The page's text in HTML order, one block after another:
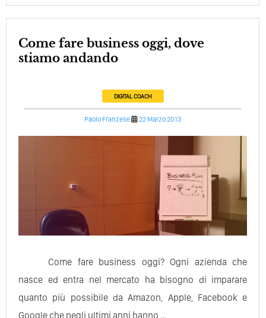
Come fare business oggi, dove
stiamo andando
DIGITAL COACH
Paolo Franzese 22 Marzo 2013
Come fare business oggi? Ogni azienda che
nasce ed entra nel mercato ha bisogno di imparare
quanto più possibile da Amazon, Apple, Facebook e
Google che negli ultimi anni hanno …